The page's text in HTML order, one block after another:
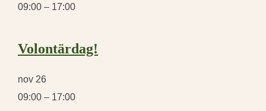
09:00 – 17:00
Volontärdag!
nov 26
09:00 – 17:00